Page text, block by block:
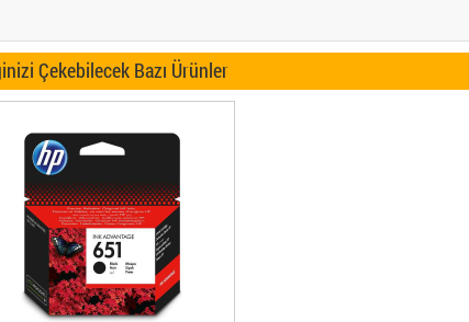
Çekebilecek Bazı Ürünler